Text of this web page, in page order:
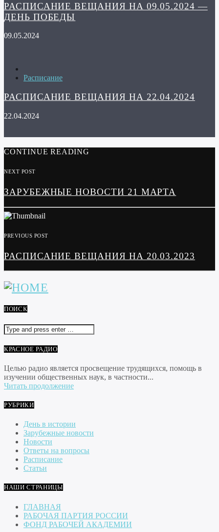
РАСПИСАНИЕ ВЕЩАНИЯ НА 09.05.2024 —
ДЕНЬ ПОБЕДЫ
09.05.2024
Расписание
РАСПИСАНИЕ ВЕЩАНИЯ НА 22.04.2024
22.04.2024
CONTINUE READING
NEXT POST
ЗАРУБЕЖНЫЕ НОВОСТИ 21 МАРТА
PREVIOUS POST
РАСПИСАНИЕ ВЕЩАНИЯ НА 20.03.2023
ПОИСК
КРАСНОЕ РАДИО
Целью радио является просвещение трудящихся, помощь в
изучении общественных наук, в частности...
Читать продолжение
РУБРИКИ
День в истории
Зарубежные новости
Новости
Ответы на вопросы
Расписание
Статьи
НАШИ СТРАНИЦЫ
ГЛАВНАЯ
РАБОЧАЯ ПАРТИЯ РОССИИ
ФОНД РАБОЧЕЙ АКАДЕМИИ